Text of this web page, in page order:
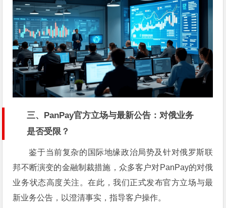
三、PanPay官方立场与最新公告：对俄业务
是否受限？
鉴于当前复杂的国际地缘政治局势及针对俄罗斯联
邦不断演变的金融制裁措施，众多客户对PanPay的对俄
业务状态高度关注。在此，我们正式发布官方立场与最
新业务公告，以澄清事实，指导客户操作。